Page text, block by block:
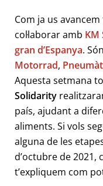
Com ja us
col·laborar amb KM
gran d’Espanya.
Motorrad,
Aquesta setmana
Solidarity
país, ajudant a
aliments. Si vols
alguna de les
d’octubre de
t’expliquem com